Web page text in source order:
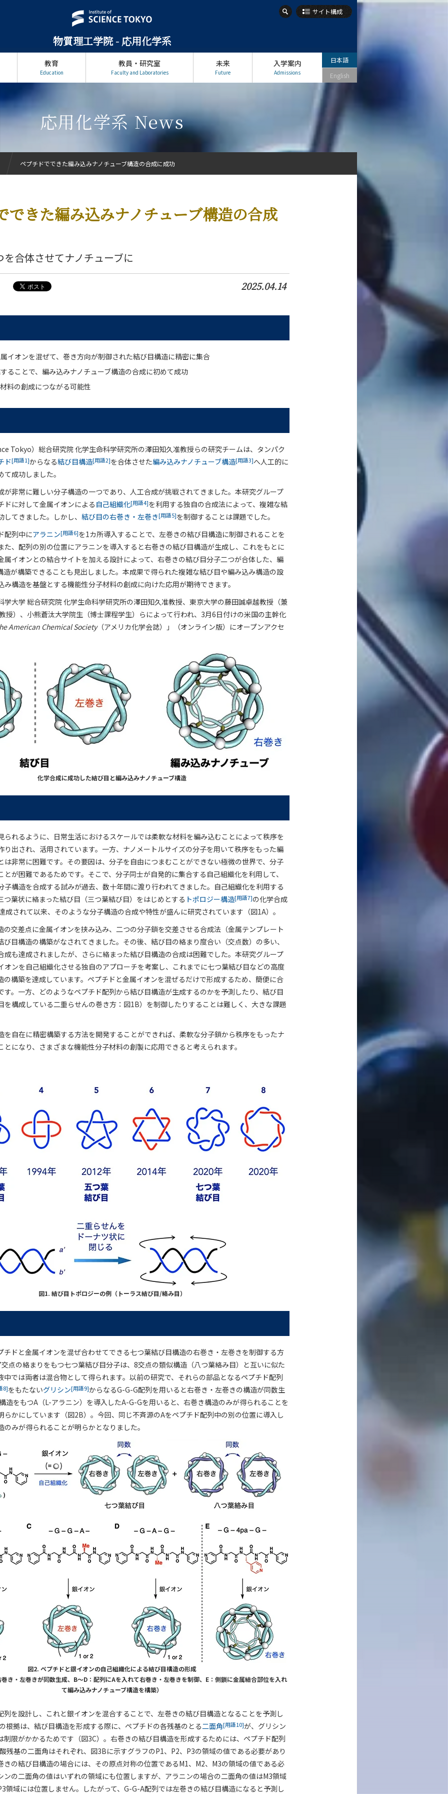
物質理工学院 - 応用化学系
サイト構成
教育
Education
教員・研究室
Faculty and Laboratories
未来
Future
入学案内
Admissions
日本語
English
応用化学系 News
できた編み込みナノチューブ構造の合成
合体させてナノチューブに
2025.04.14
イオンを混ぜて、巻き方向が制御された結び目構造に精密に集合
ることで、編み込みナノチューブ構造の合成に初めて成功
料の創成につながる可能性
Tokyo）総合研究院 化学生命科学研究所の澤田知久准教授らの研究チームは、タンパク
ド[用語1]からなる結び目構造[用語2]を合体させた編み込みナノチューブ構造[用語3]へ人工的に
成功しました。
が非常に難しい分子構造の一つであり、人工合成が挑戦されてきました。本研究グループ
ドに対して金属イオンによる 自己組織化[用語4]を利用する独自の合成法によって、複雑な結
てきました。しかし、 結び目の右巻き・左巻き[用語5]を制御することは課題でした。
配列中にアラニン[用語6]を1カ所導入することで、左巻きの結び目構造に制御されることを
た、配列の別の位置にアラニンを導入すると右巻きの結び目構造が生成し、これをもとに
属イオンとの結合サイトを加える設計によって、右巻きの結び目分子二つが合体した、編
造が構築できることも見出しました。本成果で得られた複雑な結び目や編み込み構造の設
み構造を基盤とする機能性分子材料の創成に向けた応用が期待できます。
学大学 総合研究院 化学生命科学研究所の澤田知久准教授、東京大学の藤田誠卓越教授（兼
授）、小熊蒼汰大学院生（博士課程学生）らによって行われ、3月6日付けの米国の主幹化
American Chemical Society（アメリカ化学会誌）」（オンライン版）にオープンアクセ
化学合成に成功した結び目と編み込みナノチューブ構造
られるように、日常生活におけるスケールでは柔軟な材料を編み込むことによって秩序を
り出され、活用されています。一方、ナノメートルサイズの分子を用いて秩序をもった編
は非常に困難です。その要因は、分子を自由につまむことができない極微の世界で、分子
とが困難であるためです。そこで、分子同士が自発的に集合する自己組織化を利用して、
子構造を合成する試みが過去、数十年間に渡り行われてきました。自己組織化を利用する
つ葉状に絡まった結び目（三つ葉結び目）をはじめとする トポロジー構造[用語7]の化学合成
成されて以来、そのような分子構造の合成や特性が盛んに研究されています（図1A）。
の交差点に金属イオンを挟み込み、二つの分子鎖を交差させる合成法（金属テンプレート
び目構造の構築がなされてきました。その後、結び目の絡まり度合い（交点数）の多い、
成も達成されましたが、さらに絡まった結び目構造の合成は困難でした。本研究グループ
オンを自己組織化させる独自のアプローチを考案し、これまでに七つ葉結び目などの高度
の構築を達成しています。ペプチドと金属イオンを混ぜるだけで形成するため、簡便に合
す。一方、どのようなペプチド配列から結び目構造が生成するのかを予測したり、結び目
を構成している二重らせんの巻き方：図1B）を制御したりすることは難しく、大きな課題
を自在に精密構築する方法を開発することができれば、柔軟な分子鎖から秩序をもったナ
とになり、さまざまな機能性分子材料の創製に応用できると考えられます。
図1. 結び目トポロジーの例（トーラス結び目/絡み目）
チドと金属イオンを混ぜ合わせてできる七つ葉結び目構造の右巻き・左巻きを制御する方
点の絡まりをもつ七つ葉結び目分子は、8交点の類似構造（八つ葉絡み目）と互いに似た
中では両者は混合物として得られます。以前の研究で、それらの部品となるペプチド配列
8]をもたないグリシン[用語9]からなるG-G-G配列を用いると右巻き・左巻きの構造が同数生
造をもつA（L-アラニン）を導入したA-G-Gを用いると、右巻き構造のみが得られることを
らかにしています（図2B）。今回、同じ不斉源のAをペプチド配列中の別の位置に導入し
みが得られることが明らかとなりました。
図2. ペプチドと銀イオンの自己組織化による結び目構造の形成
き・左巻きが同数生成、B〜D：配列にAを入れて右巻き・左巻きを制御、E：側鎖に金属結合部位を入れ
て編み込みナノチューブ構造を構築）
列を設計し、これと銀イオンを混合することで、左巻きの結び目構造となることを予測し
根拠は、結び目構造を形成する際に、ペプチドの各残基のとる二面角[用語10]が、グリシン
制限がかかるためです（図3C）。右巻きの結び目構造を形成するためには、ペプチド配列
残基の二面角はそれぞれ、図3Bに示すグラフのP1、P2、P3の領域の値である必要があり
きの結び目構造の場合には、その原点対称の位置であるM1、M2、M3の領域の値である必
ンの二面角の値はいずれの領域にも位置しますが、アラニンの場合の二面角の値はM3領域
領域には位置しません。したがって、G-G-A配列では左巻きの結び目構造になると予測し
ペプチドでできた編み込みナノチューブ構造の合成に成功